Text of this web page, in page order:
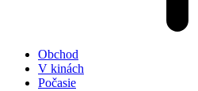
Obchod
V kinách
Počasie